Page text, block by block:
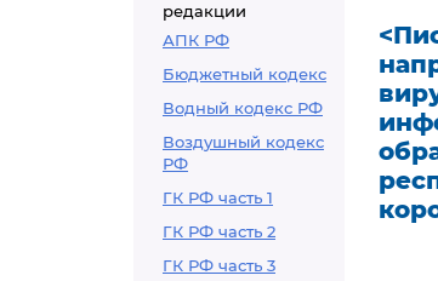
редакции
АПК РФ
Бюджетный кодекс
Водный кодекс РФ
Воздушный кодекс
РФ
ГК РФ часть 1
ГК РФ часть 2
ГК РФ часть 3